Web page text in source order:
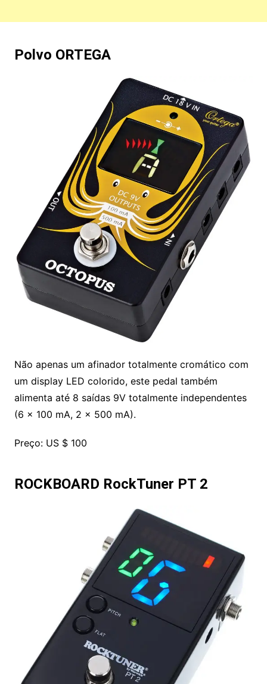
Polvo ORTEGA
Não apenas um afinador totalmente cromático com
um display LED colorido, este pedal também
alimenta até 8 saídas 9V totalmente independentes
(6 x 100 mA, 2 x 500 mA).
Preço: US $ 100
ROCKBOARD RockTuner PT 2